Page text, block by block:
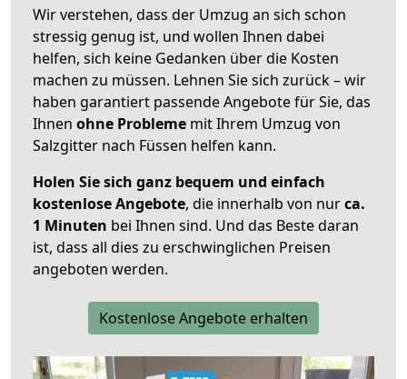
Wir verstehen, dass der Umzug an sich schon
stressig genug ist, und wollen Ihnen dabei
helfen, sich keine Gedanken über die Kosten
machen zu müssen. Lehnen Sie sich zurück – wir
haben garantiert passende Angebote für Sie, das
Ihnen ohne Probleme mit Ihrem Umzug von
Salzgitter nach Füssen helfen kann.
Holen Sie sich ganz bequem und einfach
kostenlose Angebote, die innerhalb von nurca.
1 Minuten bei Ihnen sind. Und das Beste daran
ist, dass all dies zu erschwinglichen Preisen
angeboten werden.
Kostenlose Angebote erhalten